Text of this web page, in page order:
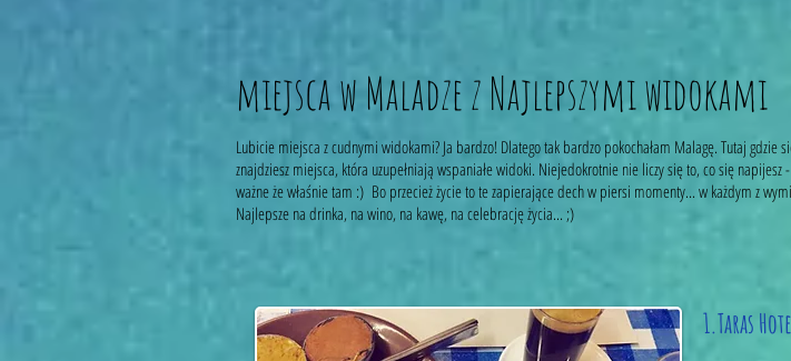
miejsca w Maladze z Najlepszymi widokami
Lubicie miejsca z cudnymi widokami? Ja bardzo! Dlatego tak bardzo pokochałam Malagę. Tutaj
znajdziesz miejsca, która uzupełniają wspaniałe widoki. Niejedokrotnie nie liczy się to, co się
ważne że właśnie tam :) Bo przecież życie to te zapierające dech w piersi momenty... w każdym z
Najlepsze na drinka, na wino, na kawę, na celebrację życia... ;)
1.Taras